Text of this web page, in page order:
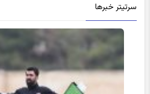
سرتیتر خبرها